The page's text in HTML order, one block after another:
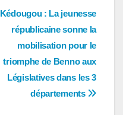
Kédougou : La jeunesse
républicaine sonne la
mobilisation pour le
triomphe de Benno aux
Législatives dans les 3
départements